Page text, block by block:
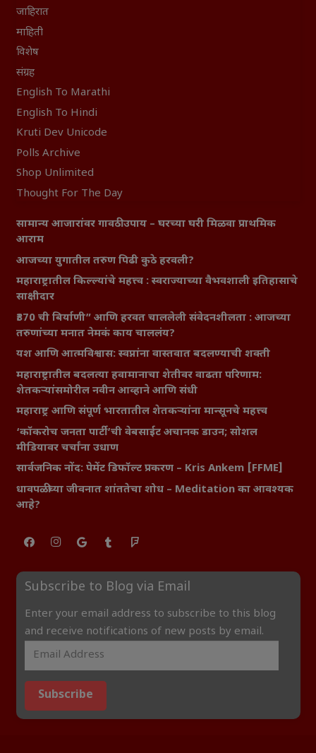
जाहिरात
माहिती
विशेष
संग्रह
English To Marathi
English To Hindi
Kruti Dev Unicode
Polls Archive
Shop Unlimited
Thought For The Day
सामान्य आजारांवर गावठी उपाय – घरच्या घरी मिळवा प्राथमिक
आराम
आजच्या युगातील तरुण पिढी कुठे हरवली?
महाराष्ट्रातील किल्ल्यांचे महत्त्व : स्वराज्याच्या वैभवशाली इतिहासाचे
साक्षीदार
₹370 ची बिर्याणी” आणि हरवत चाललेली संवेदनशीलता : आजच्या
तरुणांच्या मनात नेमकं काय चाललंय?
यश आणि आत्मविश्वास: स्वप्नांना वास्तवात बदलण्याची शक्ती
महाराष्ट्रातील बदलत्या हवामानाचा शेतीवर वाढता परिणाम:
शेतकऱ्यांसमोरील नवीन आव्हाने आणि संधी
महाराष्ट्र आणि संपूर्ण भारतातील शेतकऱ्यांना मान्सूनचे महत्त्व
‘कॉकरोच जनता पार्टी’ची वेबसाईट अचानक डाउन; सोशल
मीडियावर चर्चांना उधाण
सार्वजनिक नोंद: पेमेंट डिफॉल्ट प्रकरण – Kris Ankem [FFME]
धावपळीच्या जीवनात शांततेचा शोध – Meditation का आवश्यक
आहे?
Subscribe to Blog via Email
Enter your email address to subscribe to this blog
and receive notifications of new posts by email.
Subscribe